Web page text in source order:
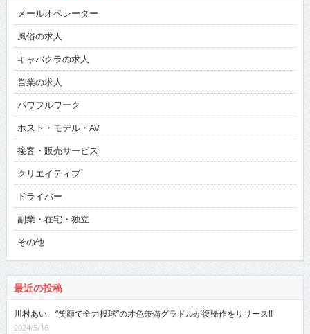
メールオペレーター
風俗の求人
キャバクラの求人
営業の求人
パワフルワーク
ホスト・モデル・AV
接客・販売サービス
クリエイティブ
ドライバー
副業・在宅・独立
その他
最近の投稿
川村あい “笑顔で全力投球”の才色兼備グラドルが復帰作をリリース!!
2024/5/16